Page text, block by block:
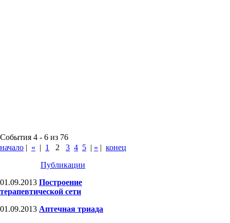
События 4 - 6 из 76
начало | « | 1 2 3 4 5 | » | конец
Публикации
01.09.2013 Построение
терапевтической сети
01.09.2013 Аптечная триада